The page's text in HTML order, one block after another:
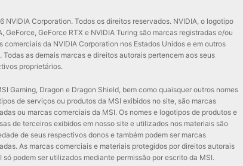
NVIDIA Corporation. Todos os direitos reservados. NVIDIA, o logotipo
GeForce, GeForce RTX e NVIDIA Turing são marcas registradas e/ou
comerciais da NVIDIA Corporation nos Estados Unidos e em outros
Todas as demais marcas e direitos autorais pertencem aos seus
proprietários.
Gaming, Dragon e Dragon Shield, bem como quaisquer outros nomes
de serviços ou produtos da MSI exibidos no site, são marcas
ou marcas comerciais da MSI. Os nomes e logotipos de produtos e
de terceiros exibidos em nosso site e utilizados nos materiais são
de seus respectivos donos e também podem ser marcas
As marcas comerciais e materiais protegidos por direitos autorais
só podem ser utilizados mediante permissão por escrito da MSI.